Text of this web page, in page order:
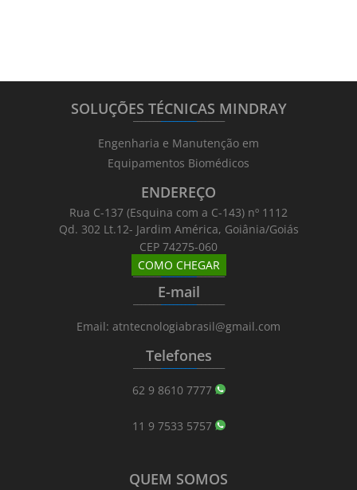
SOLUÇÕES TÉCNICAS MINDRAY
_______________________
Engenharia e Manutenção em
Equipamentos Biomédicos
ENDEREÇO
Rua C-137 (Esquina com a C-143) nº 1112
Qd. 302 Lt.12- Jardim América, Goiânia/Goiás
CEP 74275-060
COMO CHEGAR
_______________________
E-mail
_______________________
Email: atntecnologiabrasil@gmail.com
Telefones
_______________________
62 9 8610 7777
11 9 7533 5757
QUEM SOMOS
_______________________